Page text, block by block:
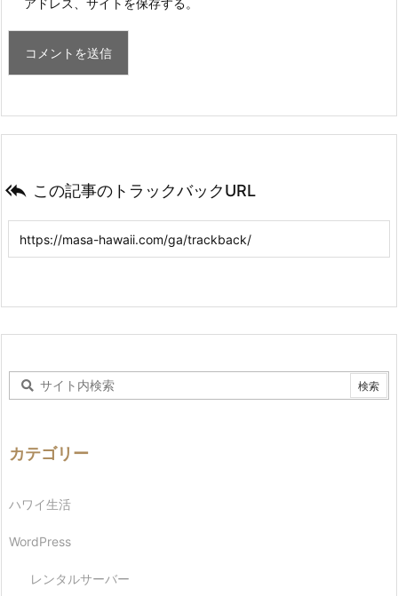
アドレス、サイトを保存する。
 この記事のトラックバックURL
カテゴリー
ハワイ生活
WordPress
レンタルサーバー